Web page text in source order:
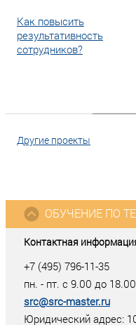
Как повысить
результативность
сотрудников?
Другие проекты
Контактная
+7 (495) 796-11-35
пн. - пт. с 9.00 до 18.00
src@src-master.ru
Юридический адрес:
ОБУЧЕНИЕ ПО